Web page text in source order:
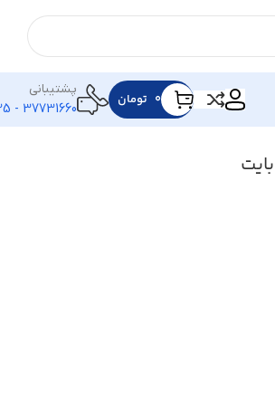
۰ تومان
پشتیبانی
37731660 - 025